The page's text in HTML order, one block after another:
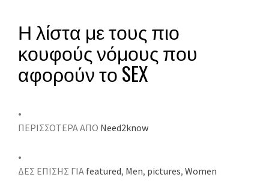
Η λίστα με τους πιο
κουφούς νόμους που
αφορούν το SEX
•
ΠΕΡΙΣΣΟΤΕΡΑ ΑΠΟ Need2know
•
ΔΕΣ ΕΠΙΣΗΣ ΓΙΑ featured, Men, pictures, Women